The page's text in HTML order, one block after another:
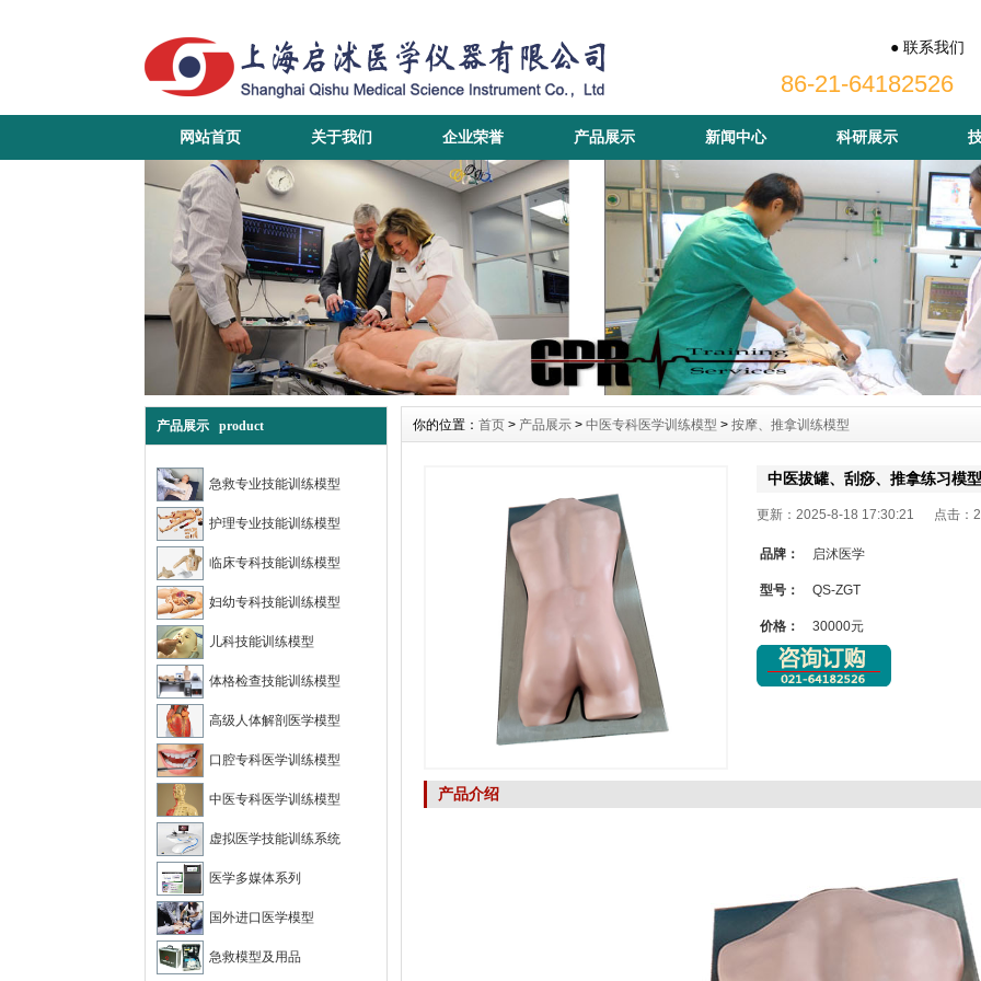
● 联系我们
86-21-64182526
网站首页 关于我们 企业荣誉 产品展示 新闻中心 科研展示
产品展示 product
急救专业技能训练模型
护理专业技能训练模型
临床专科技能训练模型
妇幼专科技能训练模型
儿科技能训练模型
体格检查技能训练模型
高级人体解剖医学模型
口腔专科医学训练模型
中医专科医学训练模型
虚拟医学技能训练系统
医学多媒体系列
国外进口医学模型
急救模型及用品
你的位置： 首页 > 产品展示 > 中医专科医学训练模型 > 按摩、推拿训练模型
中医拔罐、刮痧、推拿练习模
更新：2025-8-18 17:30:21 点击：
品牌： 启沭医学
型号： QS-ZGT
价格： 30000元
产品介绍